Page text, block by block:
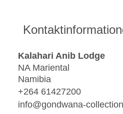
Kalahari Anib Lodge
NA Mariental
Namibia
+264 61427200
info@gondwana-